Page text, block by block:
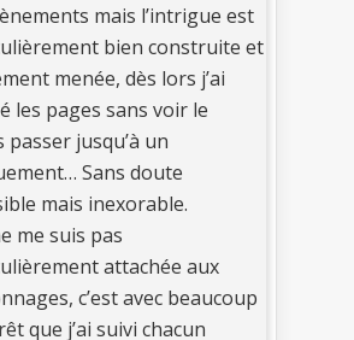
mais l’intrigue est
bien construite et
menée, dès lors j’ai
les pages sans voir le
passer jusqu’à un
Sans doute
mais inexorable.
me suis pas
attachée aux
c’est avec beaucoup
que j’ai suivi chacun